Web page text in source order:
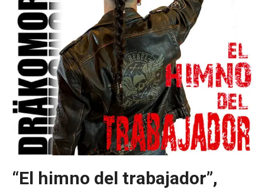
“El himno del trabajador”,